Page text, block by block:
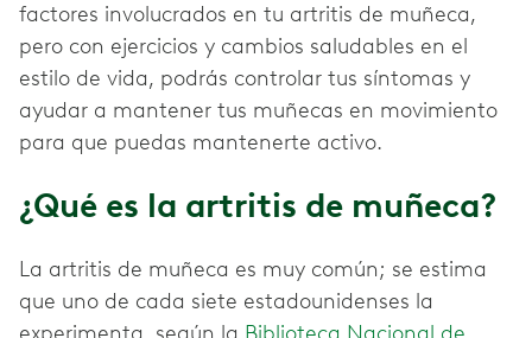
factores involucrados en tu artritis de muñeca,
pero con ejercicios y cambios saludables en el
estilo de vida, podrás controlar tus síntomas y
ayudar a mantener tus muñecas en movimiento
para que puedas mantenerte activo.
¿Qué es la artritis de muñeca?
La artritis de muñeca es muy común; se estima
que uno de cada siete estadounidenses la